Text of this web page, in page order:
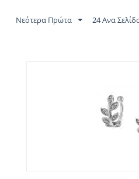
Νεότερα Πρώτα 24 Ανα